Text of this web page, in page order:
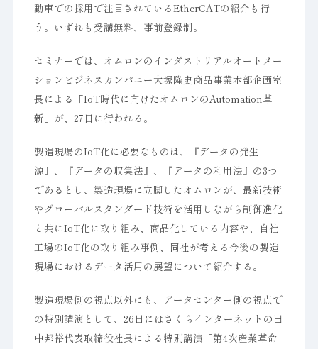
動車での採用で注目されているEtherCATの紹介も行
う。いずれも受講無料、事前登録制。
セミナーでは、オムロンのインダストリアルオートメー
ションビジネスカンパニー大塚隆史商品事業本部企画室
長による「IoT時代に向けたオムロンのAutomation革
新」が、27日に行われる。
製造現場のIoT化に必要なものは、『データの発生
源』、『データの収集法』、『データの利用法』の3つ
であるとし、製造現場に立脚したオムロンが、最新技術
やグローバルスタンダード技術を活用しながら制御進化
と共にIoT化に取り組み、商品化している内容や、自社
工場のIoT化の取り組み事例、同社が考える今後の製造
現場におけるデータ活用の展望について紹介する。
製造現場側の視点以外にも、データセンター側の視点で
の特別講演として、26日にはさくらインターネットの田
中邦裕代表取締役社長による特別講演「第4次産業革命